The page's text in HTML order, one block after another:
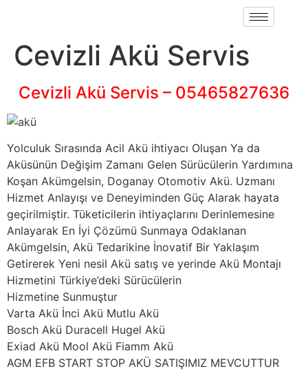
Cevizli Akü Servis
Cevizli Akü Servis – 05465827636
Yolculuk Sırasında Acil Akü ihtiyacı Oluşan Ya da
Aküsünün Değişim Zamanı Gelen Sürücülerin Yardımına
Koşan Akümgelsin, Doganay Otomotiv Akü. Uzmanı
Hizmet Anlayışı ve Deneyiminden Güç Alarak hayata
geçirilmiştir. Tüketicilerin ihtiyaçlarını Derinlemesine
Anlayarak En İyi Çözümü Sunmaya Odaklanan
Akümgelsin, Akü Tedarikine İnovatif Bir Yaklaşım
Getirerek Yeni nesil Akü satış ve yerinde Akü Montajı
Hizmetini Türkiye’deki Sürücülerin
Hizmetine Sunmuştur
Varta Akü İnci Akü Mutlu Akü
Bosch Akü Duracell Hugel Akü
Exiad Akü Mool Akü Fiamm Akü
AGM EFB START STOP AKÜ SATIŞIMIZ MEVCUTTUR